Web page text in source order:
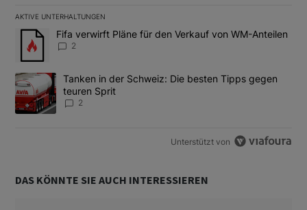
AKTIVE UNTERHALTUNGEN
Das Folgende ist eine Liste der am meisten kommentierten
Ein Trendartikel mit dem Titel "Fifa verwirft Pläne für den
Fifa verwirft Pläne für den Verkauf von WM-Anteilen
2
Ein Trendartikel mit dem Titel "Tanken in der Schweiz: Die
Tanken in der Schweiz: Die besten Tipps gegen
teuren Sprit
2
Unterstützt von
DAS KÖNNTE SIE AUCH INTERESSIEREN